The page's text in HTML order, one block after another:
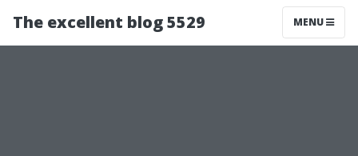
The excellent blog 5529 MENU